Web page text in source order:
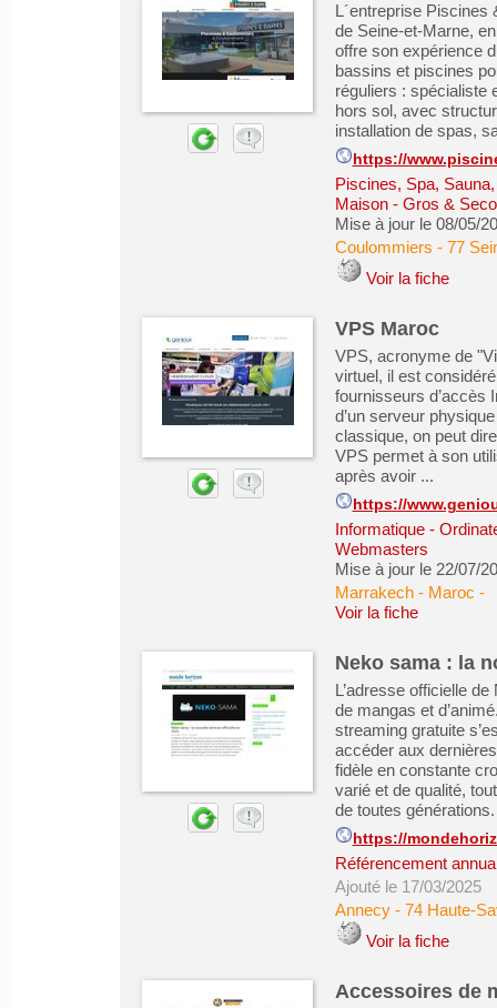
L´entreprise
de Seine-et-Marne,
offre son expérience
bassins et piscines
réguliers : spécialiste
hors sol, avec
installation de spas,
https://
Piscines, Spa,
Maison - Gros &
Mise à jour le 08/05/
Coulommiers - 77
Voir la fiche
VPS Maroc
VPS, acronyme de
virtuel, il est
fournisseurs d’accès
d’un serveur
classique, on peut
VPS permet à son
après avoir ...
https://
Informatique -
Webmasters
Mise à jour le 22/07/
Marrakech - Maroc -
Voir la fiche
Neko sama : la
L’adresse officielle
de mangas et
streaming gratuite
accéder aux
fidèle en constante
varié et de qualité,
de toutes
https://
Référencement
Ajouté le 17/03/2025
Annecy- 74 Haute-
Voir la fiche
Accessoires de